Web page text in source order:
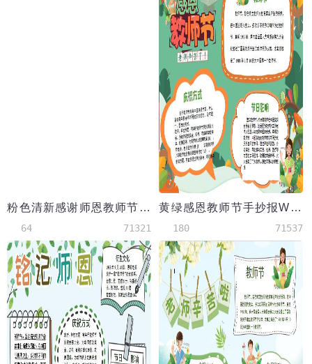
粉色清新感谢师恩教师节小报手抄报
64 71321
黄绿感恩教师节手抄报Word模板
180 71537